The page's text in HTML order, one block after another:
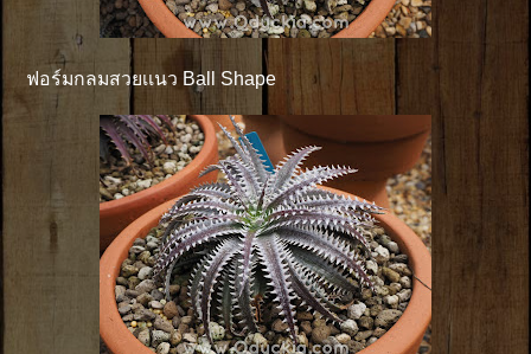
ฟอร์มกลมสวยเเนว Ball Shape